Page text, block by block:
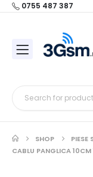
0755 487 387
SHOP PIESE
CABLU PANGLICA